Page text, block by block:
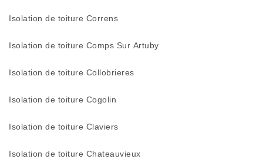
Isolation de toiture Correns
Isolation de toiture Comps Sur Artuby
Isolation de toiture Collobrieres
Isolation de toiture Cogolin
Isolation de toiture Claviers
Isolation de toiture Chateauvieux